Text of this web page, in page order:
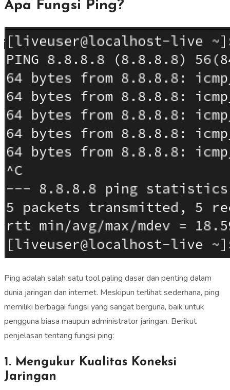
Apa Fungsi Ping?
Ping adalah salah satu tool paling dasar dan penting dalam
dunia jaringan dan internet. Meskipun terlihat sederhana, ping
memiliki berbagai fungsi yang sangat berguna, baik untuk
pengguna biasa maupun administrator jaringan. Berikut
penjelasan tentang fungsi ping:
1. Mengukur Kualitas Koneksi
Jaringan